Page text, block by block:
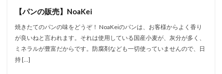
【パンの販売】NoaKei
焼きたてのパンの味をどうぞ！ NoaKeiのパンは、お客様からよく香り
が良いねと言われます。それは使用している国産小麦が、灰分が多く、
ミネラルが豊富だからです。防腐剤なども一切使っていませんので、日
持 […]